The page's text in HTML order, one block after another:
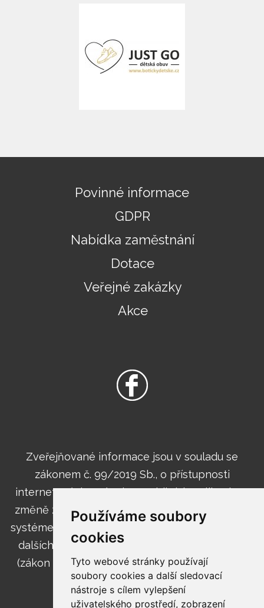
Používáme soubory
cookies
Tyto webové stránky používají
soubory cookies a další sledovací
nástroje s cílem vylepšení
uživatelského prostředí, zobrazení
Povinné informace
GDPR
Nabídka zaměstnání
Dotace
Veřejné zakázky
Akce
Zveřejňované informace jsou v souladu se
zákonem č. 99/2019 Sb., o přístupnosti
internetových stránek a mobilních aplikací a o
změně zákona č. 365/2000 Sb., o informačních
systémech veřejné správy a o změně některých
dalších zákonů, ve znění pozdějších předpisů
(zákon o přístupnosti internetových stránek a
mobilních aplikací).